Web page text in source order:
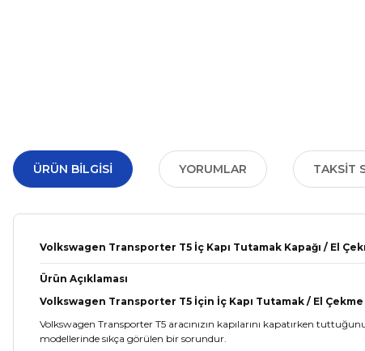
ÜRÜN BILGISI YORUMLAR TAKSIT
Volkswagen Transporter T5 İç Kapı Tutamak Kapağı / El
Ürün Açıklaması
Volkswagen Transporter T5 İçin İç Kapı Tutamak / El Çekme
Volkswagen Transporter T5 aracınızın kapılarını kapatırken
modellerinde sıkça görülen bir sorundur.